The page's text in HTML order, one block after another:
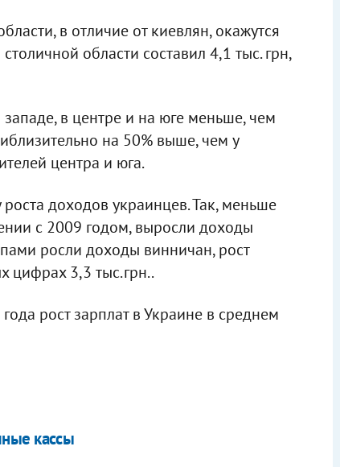
в отличие от киевлян, окажутся
области составил 4,1 тыс. грн,
в центре и на юге меньше, чем
на 50% выше, чем у
центра и юга.
доходов украинцев. Так, меньше
с 2009 годом, выросли доходы
росли доходы винничан, рост
цифрах 3,3 тыс.грн..
рост зарплат в Украине в среднем
кассы